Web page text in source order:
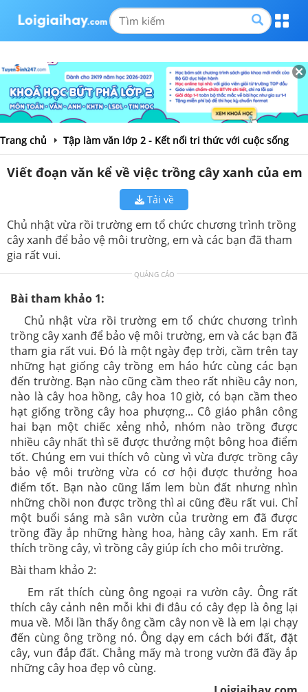
Trang chủ Tập làm văn lớp 2 - Kết nối tri thức với cuộc sống
Viết đoạn văn kể về việc trồng cây xanh của em
Tải về
Chủ nhật vừa rồi trường em tổ chức chương trình trồng
cây xanh để bảo vệ môi trường, em và các bạn đã tham
gia rất vui.
QUẢNG CÁO
Bài tham khảo 1:
Chủ nhật vừa rồi trường em tổ chức chương trình
trồng cây xanh để bảo vệ môi trường, em và các bạn đã
tham gia rất vui. Đó là một ngày đẹp trời, cầm trên tay
những hạt giống cây trồng em háo hức cùng các bạn
đến trường. Bạn nào cũng cầm theo rất nhiều cây non,
nào là cây hoa hồng, cây hoa 10 giờ, có bạn cầm theo
hạt giống trồng cây hoa phượng... Cô giáo phân công
hai bạn một chiếc xẻng nhỏ, nhóm nào trồng được
nhiều cây nhất thì sẽ được thưởng một bông hoa điểm
tốt. Chúng em vui thích vô cùng vì vừa được trồng cây
bảo vệ môi trường vừa có cơ hội được thưởng hoa
điểm tốt. Bạn nào cũng lấm lem bùn đất nhưng nhìn
những chồi non được trồng thì ai cũng đều rất vui. Chỉ
một buổi sáng mà sân vườn của trường em đã được
trồng đầy ắp những hàng hoa, hàng cây xanh. Em rất
thích trồng cây, vì trồng cây giúp ích cho môi trường.
Bài tham khảo 2:
Em rất thích cùng ông ngoại ra vườn cây. Ông rất
thích cây cảnh nên mỗi khi đi đâu có cây đẹp là ông lại
mua về. Mỗi lần thấy ông cầm cây non về là em lại chạy
đến cùng ông trồng nó. Ông dạy em cách bới đất, đặt
cây, vun đắp đất. Chẳng mấy mà trong vườn đã đầy ắp
những cây hoa đẹp vô cùng.